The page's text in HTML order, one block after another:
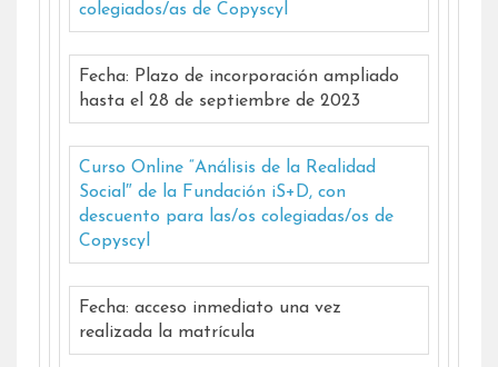
colegiados/as de Copyscyl
Fecha: Plazo de incorporación ampliado
hasta el 28 de septiembre de 2023
Curso Online “Análisis de la Realidad
Social″ de la Fundación iS+D, con
descuento para las/os colegiadas/os de
Copyscyl
Fecha: acceso inmediato una vez
realizada la matrícula